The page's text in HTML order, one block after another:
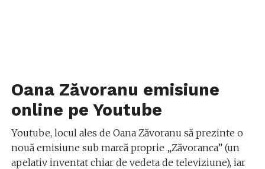
Oana Zăvoranu emisiune
online pe Youtube
Youtube, locul ales de Oana Zăvoranu să prezinte o
nouă emisiune sub marcă proprie „Zăvoranca” (un
apelativ inventat chiar de vedeta de televiziune), iar